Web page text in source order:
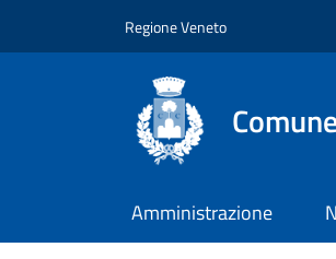
Regione Veneto
Amministrazione